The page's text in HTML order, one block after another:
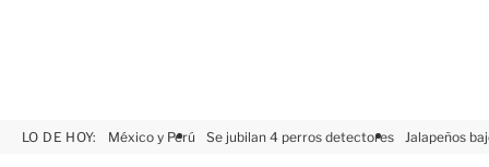
LO DE HOY: México y Perú Se jubilan 4 perros detectores Jalapeños